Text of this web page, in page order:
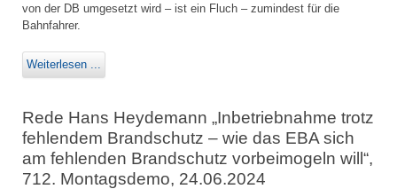
von der DB umgesetzt wird – ist ein Fluch – zumindest für die
Bahnfahrer.
Weiterlesen ...
Rede Hans Heydemann „Inbetriebnahme trotz
fehlendem Brandschutz – wie das EBA sich
am fehlenden Brandschutz vorbeimogeln will“,
712. Montagsdemo, 24.06.2024